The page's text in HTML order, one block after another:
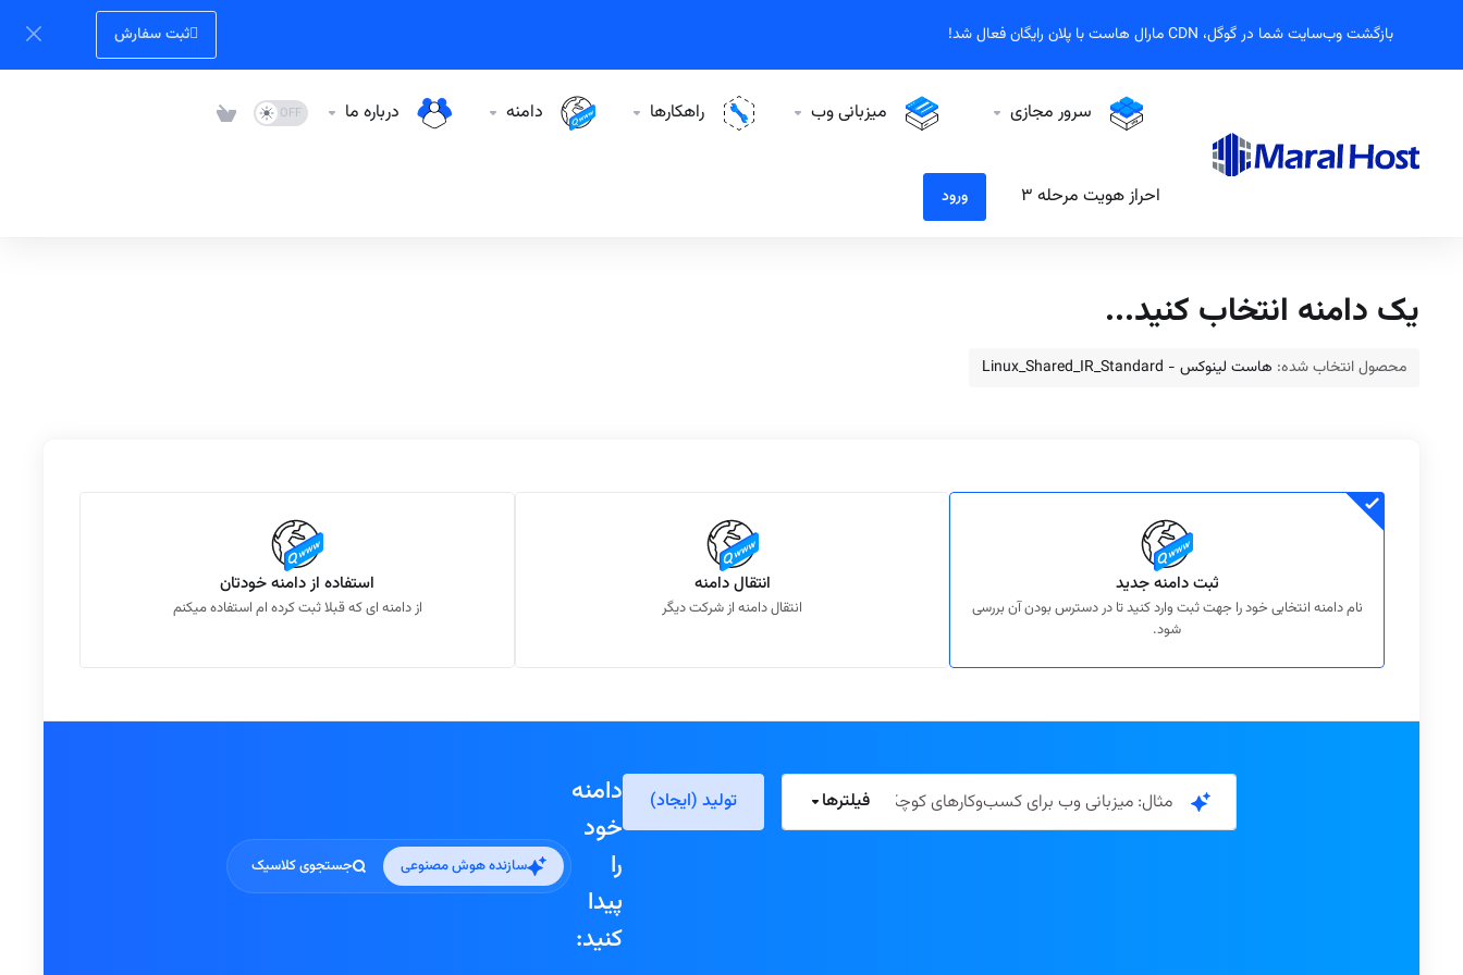
بازگشت وب‌سایت شما در گوگل، CDN مارال هاست با پلان رایگان فعال شد! ثبت سفارش
سرور مجازی میزبانی وب راهکارها دامنه درباره ما
احراز هویت مرحله ۳ ورود
یک دامنه انتخاب کنید...
محصول انتخاب شده: هاست لینوکس - Linux_Shared_IR_Standard
ثبت دامنه جدید
نام دامنه انتخابی خود را جهت ثبت وارد کنید تا در دسترس بودن آن بررسی
شود.
انتقال دامنه
انتقال دامنه از شرکت دیگر
استفاده از دامنه خودتان
از دامنه ای که قبلا ثبت کرده ام استفاده میکنم
دامنه
خود
را
پیدا
کنید:
سازنده هوش مصنوعی جستجوی کلاسیک
فیلترها تولید (ایجاد)